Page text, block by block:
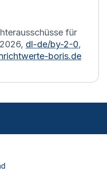
Jahres
für
2026, dl-de/by-2-0,
boris.de